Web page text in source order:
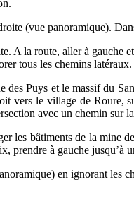
(vue panoramique).
A la route, aller à
tous les chemins
Puys et le massif du
vers le village de
avec un chemin sur
les bâtiments de la mine
prendre à gauche jusqu’à
en ignorant les